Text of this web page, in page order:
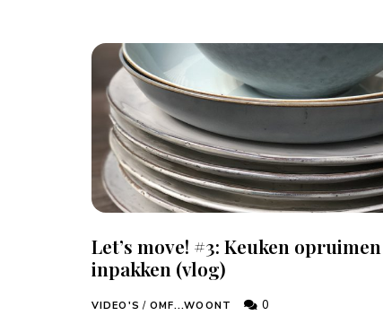
Let’s move! #3: Keuken
inpakken (vlog)
VIDEO'S / OMF...WOONT 0